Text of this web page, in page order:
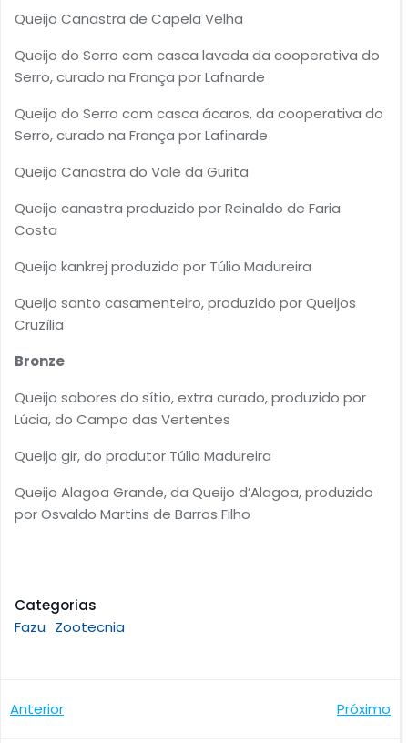
Queijo Canastra de Capela Velha
Queijo do Serro com casca lavada da cooperativa do
Serro, curado na França por Lafnarde
Queijo do Serro com casca ácaros, da cooperativa do
Serro, curado na França por Lafinarde
Queijo Canastra do Vale da Gurita
Queijo canastra produzido por Reinaldo de Faria
Costa
Queijo kankrej produzido por Túlio Madureira
Queijo santo casamenteiro, produzido por Queijos
Cruzília
Bronze
Queijo sabores do sítio, extra curado, produzido por
Lúcia, do Campo das Vertentes
Queijo gir, do produtor Túlio Madureira
Queijo Alagoa Grande, da Queijo d’Alagoa, produzido
por Osvaldo Martins de Barros Filho
Categorias
Fazu Zootecnia
Navegação
Anterior Próximo